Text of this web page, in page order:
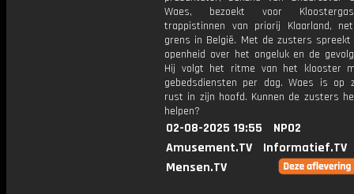
Waes, bezoekt voor
trappistinnen van priorij Klaarland,
grens in België. Met de zusters
openheid over het ongeluk en de
Hij volgt het ritme van het klooster
gebedsdiensten per dag. Waes is op
rust in zijn hoofd. Kunnen de zusters
helpen?
02-08-2025 19:55
NPO2
Amusement.TV
Informatief.TV
Mensen.TV